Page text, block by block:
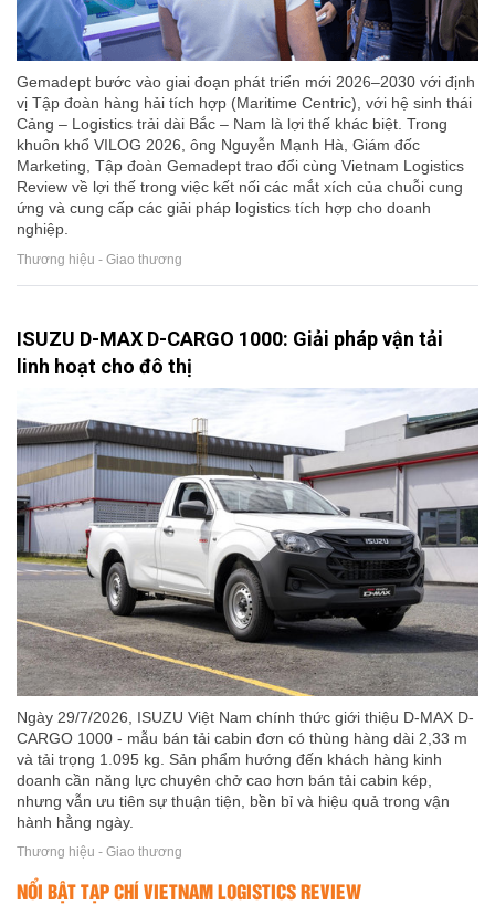
Gemadept bước vào giai đoạn phát triển mới 2026–2030 với định
vị Tập đoàn hàng hải tích hợp (Maritime Centric), với hệ sinh thái
Cảng – Logistics trải dài Bắc – Nam là lợi thế khác biệt. Trong
khuôn khổ VILOG 2026, ông Nguyễn Mạnh Hà, Giám đốc
Marketing, Tập đoàn Gemadept trao đổi cùng Vietnam Logistics
Review về lợi thế trong việc kết nối các mắt xích của chuỗi cung
ứng và cung cấp các giải pháp logistics tích hợp cho doanh
nghiệp.
Thương hiệu - Giao thương
ISUZU D-MAX D-CARGO 1000: Giải pháp vận tải
linh hoạt cho đô thị
Ngày 29/7/2026, ISUZU Việt Nam chính thức giới thiệu D-MAX D-
CARGO 1000 - mẫu bán tải cabin đơn có thùng hàng dài 2,33 m
và tải trọng 1.095 kg. Sản phẩm hướng đến khách hàng kinh
doanh cần năng lực chuyên chở cao hơn bán tải cabin kép,
nhưng vẫn ưu tiên sự thuận tiện, bền bỉ và hiệu quả trong vận
hành hằng ngày.
Thương hiệu - Giao thương
NỔI BẬT TẠP CHÍ VIETNAM LOGISTICS REVIEW